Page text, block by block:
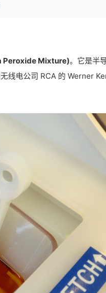
Peroxide Mixture)。它是半
线电公司 RCA 的 Werner